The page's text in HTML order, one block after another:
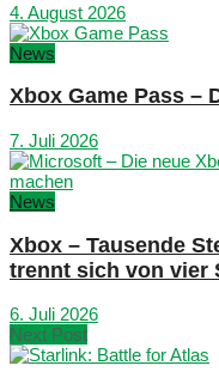
4. August 2026
News
Xbox Game Pass –
7. Juli 2026
News
Xbox – Tausende
trennt sich von vier
6. Juli 2026
Next Post